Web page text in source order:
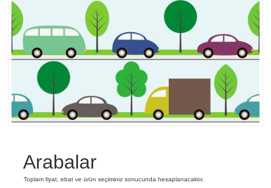
Arabalar
Toplam fiyat, ebat ve ürün seçiminiz sonucunda hesaplanacaktır.